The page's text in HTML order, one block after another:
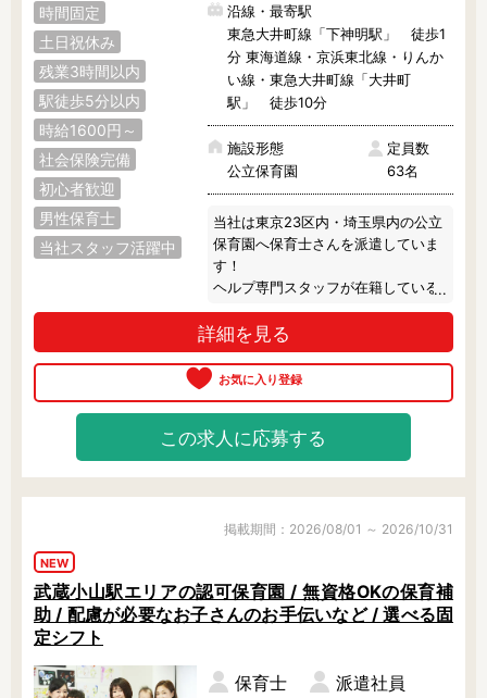
時間固定
土日祝休み
残業3時間以内
駅徒歩5分以内
時給1600円～
社会保険完備
初心者歓迎
男性保育士
当社スタッフ活躍中
沿線・最寄駅
東急大井町線「下神明駅」 徒歩1
分 東海道線・京浜東北線・りんか
い線・東急大井町線「大井町
駅」 徒歩10分
施設形態
公立保育園
定員数
63名
当社は東京23区内・埼玉県内の公立
保育園へ保育士さんを派遣していま
す！
ヘルプ専門スタッフが在籍している
ので、お休みをしっかり取っていた
だけます◎
また、派遣のお仕事なので残業は基
本的にナシ！
シュできますよ。
就業中は専任スタッフが定期的に職
場にご訪問し、あなたをサポートし
ます。
ので、お気軽にご相談ください♪
詳細を見る
この求人に応募する
掲載期間：2026/08/01 ～ 2026/10/31
NEW
武蔵小山駅エリアの認可保育園 / 無資格OKの保育補
助 / 配慮が必要なお子さんのお手伝いなど / 選べる固
定シフト
保育士
派遣社員
狛江市 立川市 多摩市
調布市 西東京市 八王子市
羽村市 東久留米市 東村山市
東大和市 日野市
福生市
武蔵野市 武蔵村山市 西多摩郡